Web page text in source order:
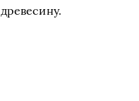
древесину.